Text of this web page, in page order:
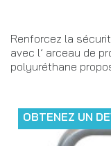
Renforcez la
avec l’ arceau de
polyuréthane
OBTENEZ UN